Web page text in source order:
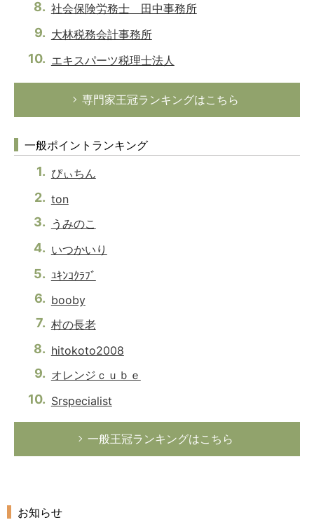
社会保険労務士 田中事務所
大林税務会計事務所
エキスパーツ税理士法人
専門家王冠ランキングはこちら
一般ポイントランキング
ぴぃちん
ton
うみのこ
いつかいり
ﾕｷﾝｺｸﾗﾌﾞ
booby
村の長老
hitokoto2008
オレンジｃｕｂｅ
Srspecialist
一般王冠ランキングはこちら
お知らせ